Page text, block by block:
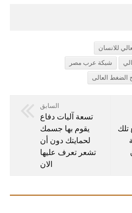
للانسان
شبكة عرب مصر
الضغط العالى
تلك
السابق
تسعة آليات دفاع
يقوم بها جسمك
لحمايتك دون أن
تشعر تعرف عليها
الان